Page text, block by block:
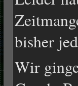
bisher
Wir